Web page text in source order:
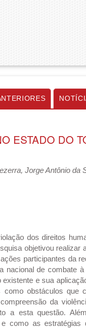
ESTADO DO
Jorge Antônio da
dos direitos
objetivou realizar
participantes da
nacional de combate
e sua
obstáculos que
da
a esta questão.
como as estratégias